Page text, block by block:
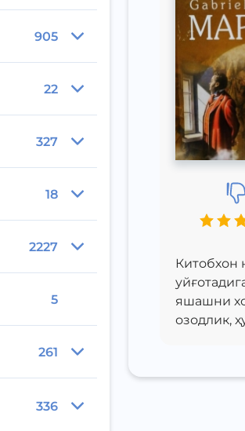
905
22
327
18
2227
5
261
336
Китобхон
яшашни
озодлик,